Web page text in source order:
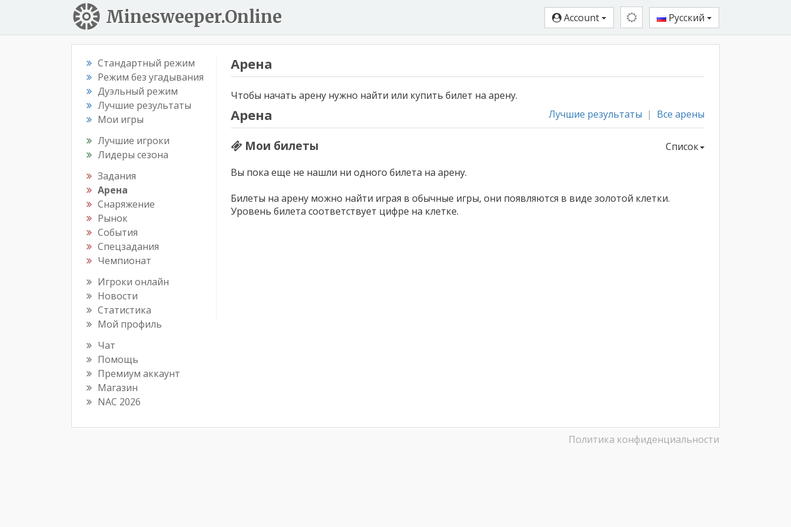
Minesweeper.Online Account Русский
Стандартный режим
Режим без угадывания
Дуэльный режим
Лучшие результаты
Мои игры
Лучшие игроки
Лидеры сезона
Задания
Арена
Снаряжение
Рынок
События
Спецзадания
Чемпионат
Игроки онлайн
Новости
Статистика
Мой профиль
Чат
Помощь
Премиум аккаунт
Магазин
NAC 2026
Арена
Чтобы начать арену нужно найти или купить билет на арену.
Арена Лучшие результаты | Все арены
Мои билеты
Список
Вы пока еще не нашли ни одного билета на арену.
Билеты на арену можно найти играя в обычные игры, они появляются в виде золотой клетки.
Уровень билета соответствует цифре на клетке.
Политика конфиденциальности